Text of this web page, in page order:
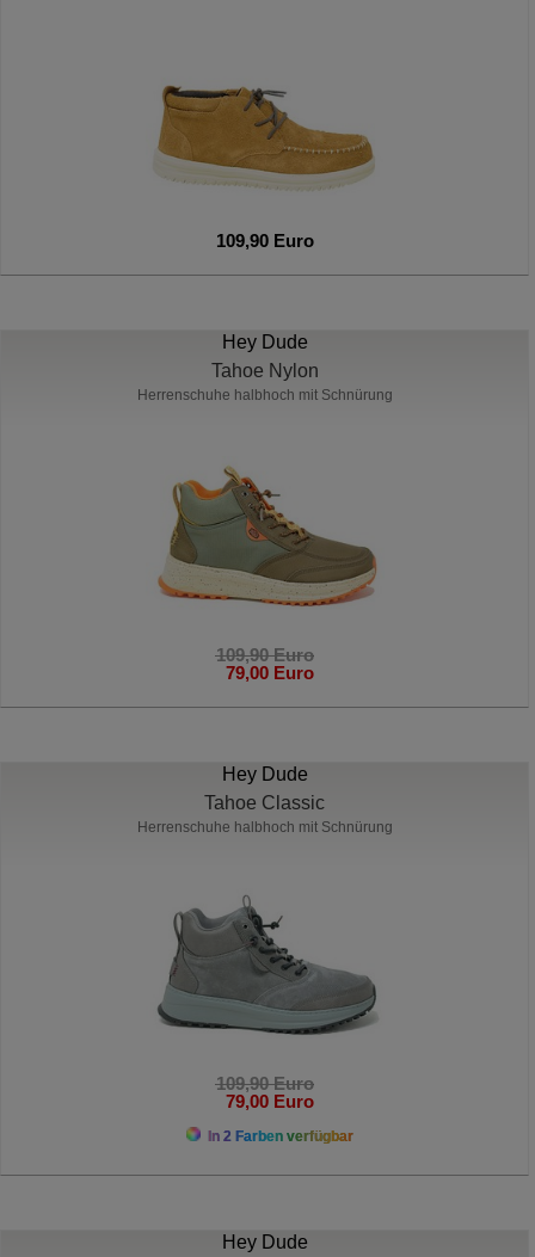
109,90 Euro
Hey Dude
Tahoe Nylon
Herrenschuhe halbhoch mit Schnürung
109,90 Euro
79,00 Euro
Hey Dude
Tahoe Classic
Herrenschuhe halbhoch mit Schnürung
109,90 Euro
79,00 Euro
In 2 Farben verfügbar
Hey Dude